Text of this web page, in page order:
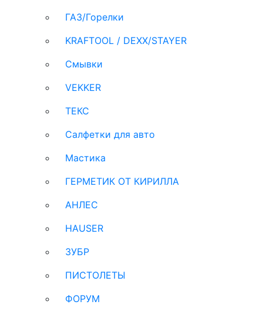
ГАЗ/Горелки
KRAFTOOL / DEXX/STAYER
Смывки
VEKKER
ТЕКС
Салфетки для авто
Мастика
ГЕРМЕТИК ОТ КИРИЛЛА
АНЛЕС
HAUSER
ЗУБР
ПИСТОЛЕТЫ
ФОРУМ